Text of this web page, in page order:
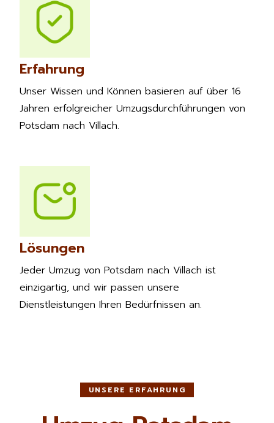
Erfahrung
Unser Wissen und Können basieren auf über 16
Jahren erfolgreicher Umzugsdurchführungen von
Potsdam nach Villach.
Lösungen
Jeder Umzug von Potsdam nach Villach ist
einzigartig, und wir passen unsere
Dienstleistungen Ihren Bedürfnissen an.
UNSERE ERFAHRUNG